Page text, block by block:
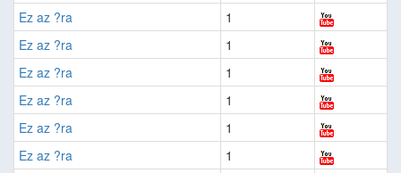
Ez az ?ra
1
Ez az ?ra
1
Ez az ?ra
1
Ez az ?ra
1
Ez az ?ra
1
Ez az ?ra
1